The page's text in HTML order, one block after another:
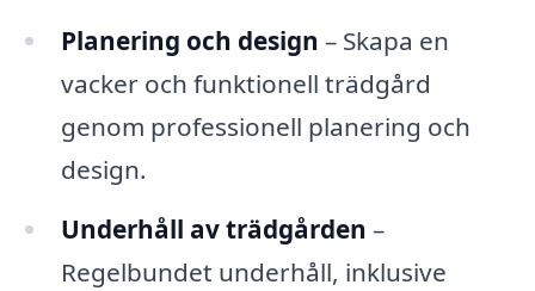
Planering och design – Skapa en
vacker och funktionell trädgård
genom professionell planering och
design.
Underhåll av trädgården –
Regelbundet underhåll, inklusive